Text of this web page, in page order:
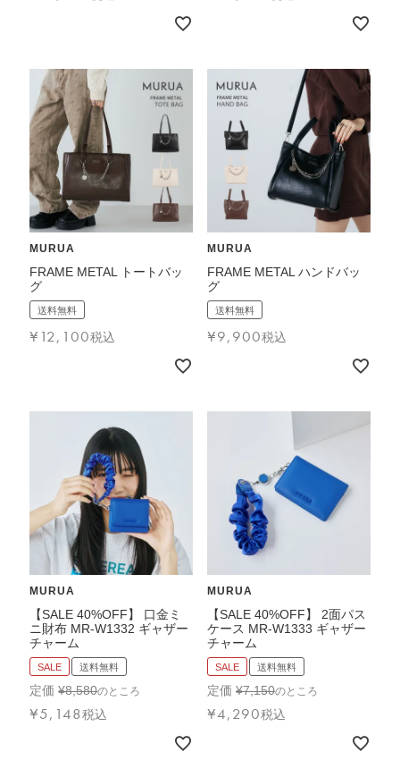
MURUA
FRAME METAL トートバッ
グ
送料無料
¥ 12,100税込
MURUA
FRAME METAL ハンドバッ
グ
送料無料
¥9,900税込
MURUA
【SALE 40%OFF】 口金ミ
ニ財布 MR-W1332 ギャザー
チャーム
SALE 送料無料
定価 ¥8,580のところ
¥5,148税込
MURUA
【SALE 40%OFF】 2面パス
ケース MR-W1333 ギャザー
チャーム
SALE 送料無料
定価 ¥7,150のところ
¥4,290税込